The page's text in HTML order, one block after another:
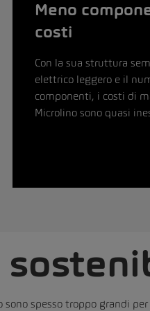
Meno
costi
Con la sua struttura
elettrico leggero e il
componenti, i costi di
Microlino sono quasi
spesso troppo grandi